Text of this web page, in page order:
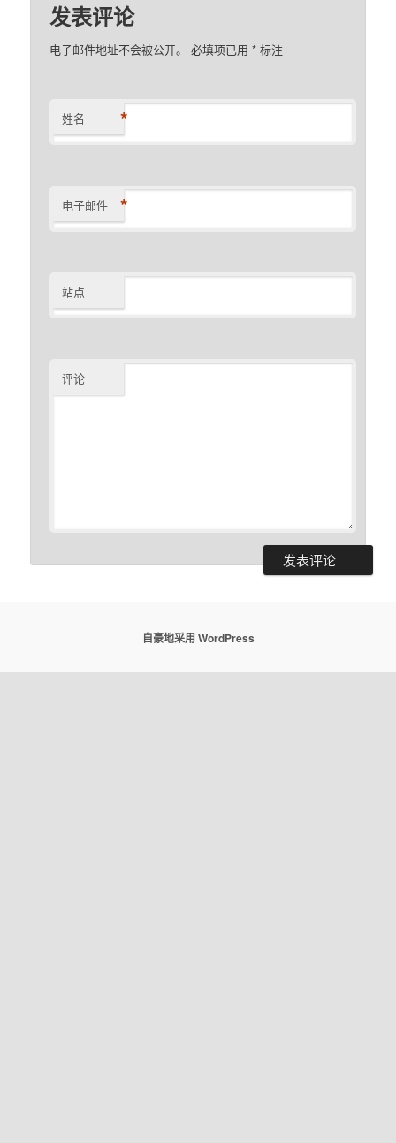
发表评论
电子邮件地址不会被公开。 必填项已用* 标注
姓名 *
电子邮件 *
站点
评论
自豪地采用 WordPress